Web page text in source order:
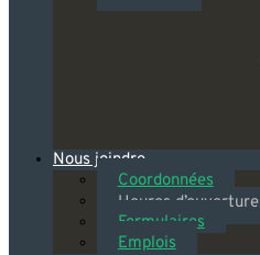
Nous joindre
Coordonnées
Heures d’ouverture
Formulaires
Emplois